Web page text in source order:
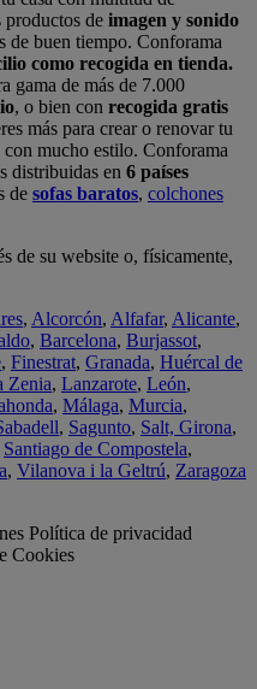
de imagen y sonido
de buen tiempo. Conforama
como recogida en tienda.
gama de más de 7.000
, o bien con recogida gratis
más para crear o renovar tu
mucho estilo. Conforama
distribuidas en 6 países
de sofas baratos, colchones
de su website o, físicamente,
, Alcorcón, Alfafar, Alicante,
, Barcelona, Burjassot,
, Finestrat, Granada, Huércal de
Zenia, Lanzarote, León,
, Málaga, Murcia,
, Sagunto, Salt, Girona,
Santiago de Compostela,
, Vilanova i la Geltrú, Zaragoza
Política de privacidad
Cookies